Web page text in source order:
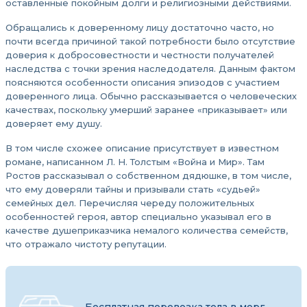
оставленные покойным долги и религиозными действиями.
Обращались к доверенному лицу достаточно часто, но
почти всегда причиной такой потребности было отсутствие
доверия к добросовестности и честности получателей
наследства с точки зрения наследодателя. Данным фактом
поясняются особенности описания эпизодов с участием
доверенного лица. Обычно рассказывается о человеческих
качествах, поскольку умерший заранее «приказывает» или
доверяет ему душу.
В том числе схожее описание присутствует в известном
романе, написанном Л. Н. Толстым «Война и Мир». Там
Ростов рассказывал о собственном дядюшке, в том числе,
что ему доверяли тайны и призывали стать «судьей»
семейных дел. Перечисляя череду положительных
особенностей героя, автор специально указывал его в
качестве душеприказчика немалого количества семейств,
что отражало чистоту репутации.